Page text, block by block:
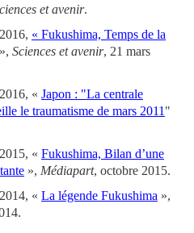
et avenir.
« Fukushima, Temps de la
», Sciences et avenir, 21 mars
« Japon : "La centrale
le traumatisme de mars 2011 "
« Fukushima, Bilan d’une
», Médiapart, octobre 2015.
« La légende Fukushima »,